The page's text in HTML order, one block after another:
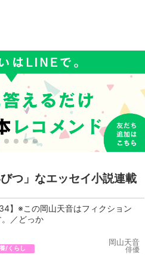
つ」なエッセイ小説連載
】※この岡山天音はフィクション
。／どっか
/くらし
岡山天音
俳優